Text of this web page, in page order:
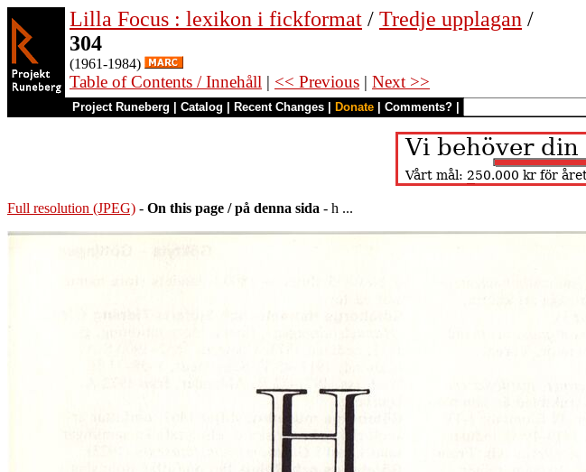
Lilla Focus : lexikon i fickformat / Tredje upplagan /
304
(1961-1984)
Table of Contents / Innehåll | << Previous | Next >>
Project Runeberg Catalog Recent Changes Donate Comments?
Full resolution (JPEG) - On this page / på denna sida - h ...